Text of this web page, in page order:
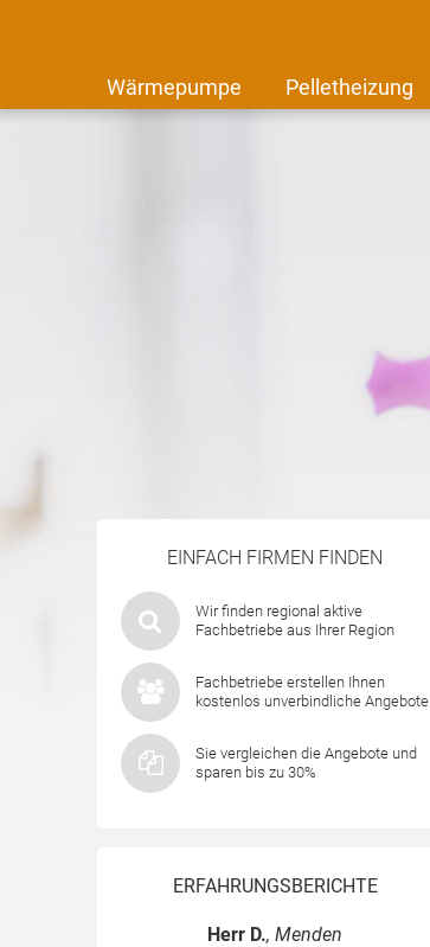
Wärmepumpe Pelletheizung
EINFACH FIRMEN FINDEN
Wir finden regional aktive
Fachbetriebe aus Ihrer Region
Fachbetriebe erstellen Ihnen
kostenlos unverbindliche Angebote
Sie vergleichen die Angebote und
sparen bis zu 30%
ERFAHRUNGSBERICHTE
Herr D., Menden